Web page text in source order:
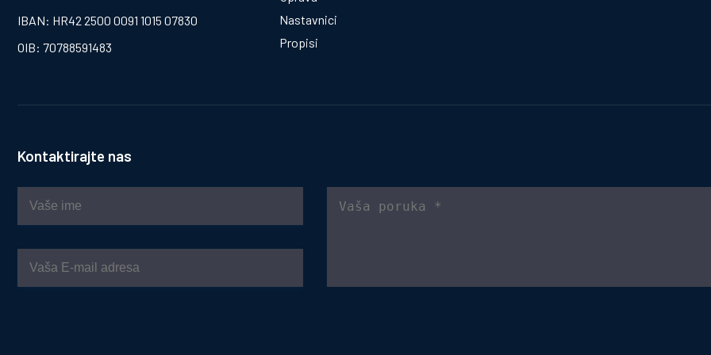
IBAN: HR42 2500 0091 1015 07830
OIB: 70788591483
Nastavnici
Propisi
Kontaktirajte nas